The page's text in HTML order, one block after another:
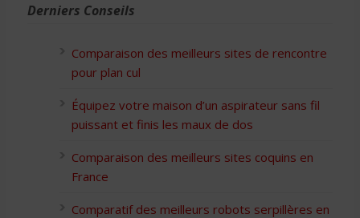
Derniers Conseils
Comparaison des meilleurs sites de rencontre
pour plan cul
Équipez votre maison d’un aspirateur sans fil
puissant et finis les maux de dos
Comparaison des meilleurs sites coquins en
France
Comparatif des meilleurs robots serpillères en